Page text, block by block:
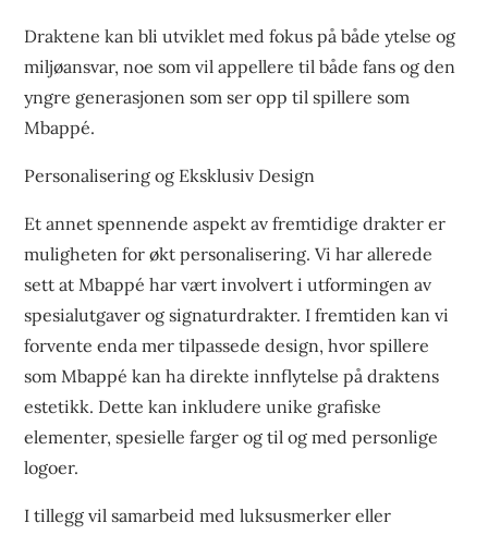
Draktene kan bli utviklet med fokus på både ytelse og
miljøansvar, noe som vil appellere til både fans og den
yngre generasjonen som ser opp til spillere som
Mbappé.
Personalisering og Eksklusiv Design
Et annet spennende aspekt av fremtidige drakter er
muligheten for økt personalisering. Vi har allerede
sett at Mbappé har vært involvert i utformingen av
spesialutgaver og signaturdrakter. I fremtiden kan vi
forvente enda mer tilpassede design, hvor spillere
som Mbappé kan ha direkte innflytelse på draktens
estetikk. Dette kan inkludere unike grafiske
elementer, spesielle farger og til og med personlige
logoer.
I tillegg vil samarbeid med luksusmerker eller